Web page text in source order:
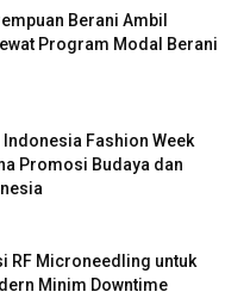
Berani Ambil
Program Modal Berani
Indonesia Fashion Week
Promosi Budaya dan
RF Microneedling untuk
Minim Downtime